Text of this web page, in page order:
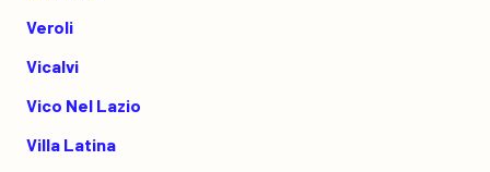
Veroli
Vicalvi
Vico Nel Lazio
Villa Latina